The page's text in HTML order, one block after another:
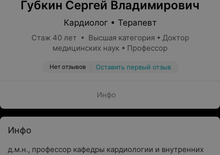
Губкин Сергей Владимирович
Кардиолог • Терапевт
Стаж 40 лет • Высшая категория • Доктор
медицинских наук • Профессор
Нет отзывов Оставить первый отзыв
Инфо
Инфо
д.м.н., профессор кафедры кардиологии и внутренних